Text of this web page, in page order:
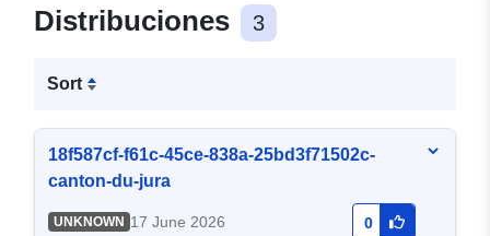
Distribuciones 3
Sort
18f587cf-f61c-45ce-838a-25bd3f71502c-
canton-du-jura
UNKNOWN 17 June 2026 0